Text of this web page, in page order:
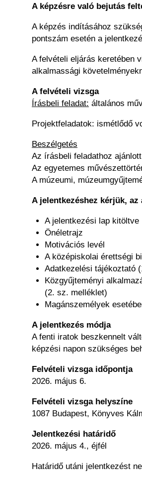
A képzésre való bejutás
A képzés indításához
pontszám esetén a
A felvételi eljárás keretében
alkalmassági
A felvételi vizsga
Írásbeli feladat: általános
Projektfeladatok: ismétlődő
Beszélgetés
Az írásbeli feladathoz
Az egyetemes
A múzeumi,
A jelentkezéshez kérjük,
A jelentkezési lap kitöltve
Önéletrajz
Motivációs levél
A középiskolai érettségi
Adatkezelési tájékoztató
Közgyűjteményi
(2. sz. melléklet)
Magánszemélyek
A jelentkezés módja
A fenti iratok beszkennelt
képzési napon szükséges
Felvételi vizsga időpontja
2026. május 6.
Felvételi vizsga helyszíne
1087 Budapest, Könyves
Jelentkezési határidő
2026. május 4., éjfél
Határidő utáni jelentkezést